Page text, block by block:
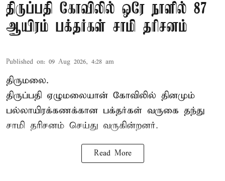
திருப்பதி கோவிலில் ஒரே நாளில் 87
ஆயிரம் பக்தர்கள் சாமி தரிசனம்
Published on: 09 Aug 2026, 4:28 am
திருமலை.
திருப்பதி ஏழுமலையான் கோவிலில் தினமும்
பல்லாயிரக்கணக்கான பக்தர்கள் வருகை தந்து
சாமி தரிசனம் செய்து வருகின்றனர்.
Read More